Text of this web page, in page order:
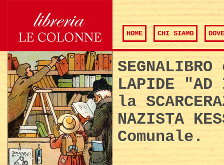
HOME CHI SIAMO
LAPIDE
la
NAZISTA
Comunale.